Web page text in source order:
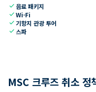
check 음료 패키지
checkWi-Fi
check 기항지 관광 투어
check 스파
MSC 크루즈 취소 정